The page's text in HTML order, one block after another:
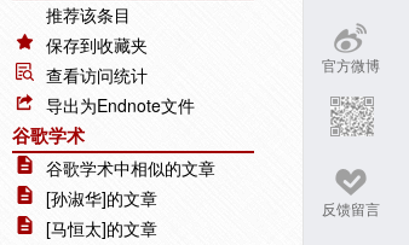
官方微博
反馈留言
推荐该条目
保存到收藏夹
查看访问统计
导出为Endnote文件
谷歌学术
谷歌学术中相似的文章
[孙淑华]的文章
[马恒太]的文章